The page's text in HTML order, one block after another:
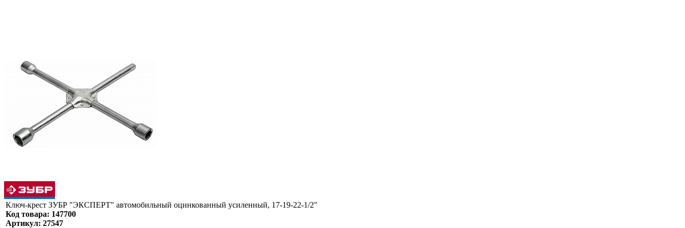
Ключ-крест ЗУБР "ЭКСПЕРТ" автомобильный оцинкованный усиленный, 17-19-22-1/2"
Код товара: 147700
Артикул: 27547